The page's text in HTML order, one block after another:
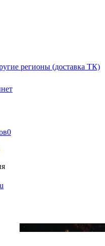
регионы (доставка ТК)
0